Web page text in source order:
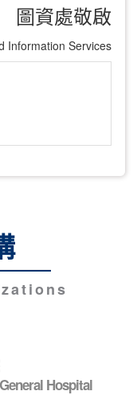
圖資處敬啟
Information Services
Hospital